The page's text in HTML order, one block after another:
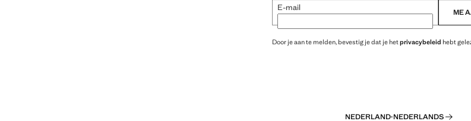
E-mail ME
Door je aan te melden, bevestig je dat je hetprivacybeleid hebt
NEDERLAND·NEDERLANDS